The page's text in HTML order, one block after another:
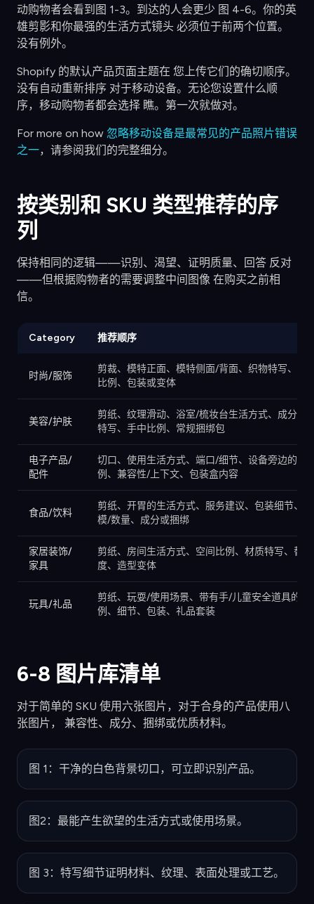
动购物者会看到图 1-3。到达的人会更少 图 4-6。你的英
雄剪影和你最强的生活方式镜头 必须位于前两个位置。
没有例外。
Shopify 的默认产品页面主题在 您上传它们的确切顺序。
没有自动重新排序 对于移动设备。无论您设置什么顺
序，移动购物者都会选择 瞧。第一次就做对。
For more on how 忽略移动设备是最常见的产品照片错误
之一，请参阅我们的完整细分。
按类别和 SKU 类型推荐的序
列
保持相同的逻辑——识别、渴望、证明质量、回答 反对
——但根据购物者的需要调整中间图像 在购买之前相
信。
Category 推荐顺序
时尚/服饰
剪裁、模特正面、模特侧面/背面、织物特写、合
比例、包装或变体
美容/护肤
剪纸、纹理滑动、浴室/梳妆台生活方式、成分/细
特写、手中比例、常规捆绑包
电子产品/
配件
切口、使用生活方式、端口/细节、设备旁边的比
例、兼容性/上下文、包装盒内容
食品/饮料
剪纸、开胃的生活方式、服务建议、包装细节、规
模/数量、成分或捆绑
家居装饰/
家具
剪纸、房间生活方式、空间比例、材质特写、替
度、造型变体
玩具/礼品
剪纸、玩耍/使用场景、带有手/儿童安全道具的比
例、细节、包装、礼品套装
6-8 图片库清单
对于简单的 SKU 使用六张图片，对于合身的产品使用八
张图片， 兼容性、成分、捆绑或优质材料。
图 1：干净的白色背景切口，可立即识别产品。
图2：最能产生欲望的生活方式或使用场景。
图 3：特写细节证明材料、纹理、表面处理或工艺。